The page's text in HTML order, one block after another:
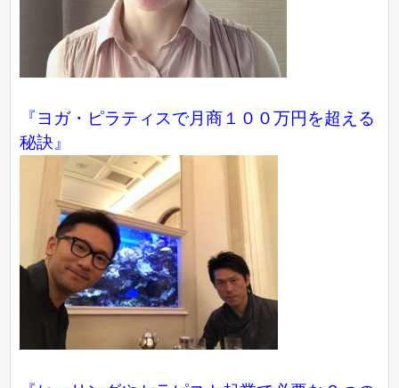
『ヨガ・ピラティスで月商１００万円を超える
秘訣』